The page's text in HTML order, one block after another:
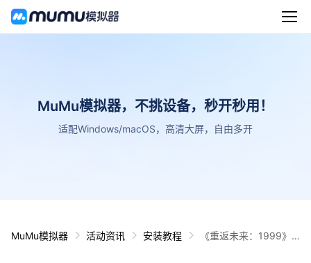
MuMu模拟器，不挑设备，秒开秒用！
适配Windows/macOS，高清大屏，自由多开
MuMu模拟器 活动资讯 安装教程
《重返未来：1999》